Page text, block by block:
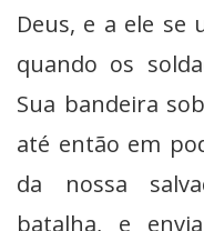
Deus, e a ele se
quando os
Sua bandeira
até então em
da nossa
batalha, e